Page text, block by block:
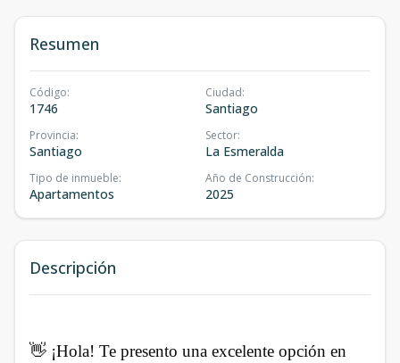
Resumen
Código:
1746
Ciudad:
Santiago
Provincia:
Santiago
Sector:
La Esmeralda
Tipo de inmueble:
Apartamentos
Año de Construcción:
2025
Descripción
👋 ¡Hola! Te presento una excelente opción en